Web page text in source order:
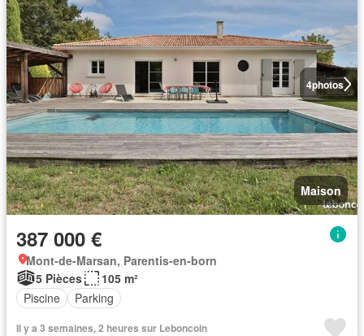
4photos
Maison
387 000 €
Mont-de-Marsan, Parentis-en-born
5 Pièces
105 m²
Piscine
Parking
Il y a 3 semaines, 2 heures sur Leboncoin